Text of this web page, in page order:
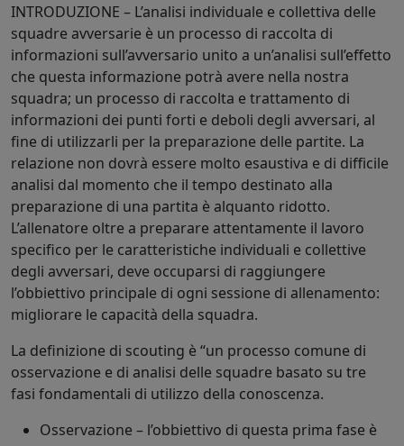
INTRODUZIONE – L’analisi individuale e collettiva delle
squadre avversarie è un processo di raccolta di
informazioni sull’avversario unito a un’analisi sull’effetto
che questa informazione potrà avere nella nostra
squadra; un processo di raccolta e trattamento di
informazioni dei punti forti e deboli degli avversari, al
fine di utilizzarli per la preparazione delle partite. La
relazione non dovrà essere molto esaustiva e di difficile
analisi dal momento che il tempo destinato alla
preparazione di una partita è alquanto ridotto.
L’allenatore oltre a preparare attentamente il lavoro
specifico per le caratteristiche individuali e collettive
degli avversari, deve occuparsi di raggiungere
l’obbiettivo principale di ogni sessione di allenamento:
migliorare le capacità della squadra.
La definizione di scouting è “un processo comune di
osservazione e di analisi delle squadre basato su tre
fasi fondamentali di utilizzo della conoscenza.
Osservazione – l’obbiettivo di questa prima fase è